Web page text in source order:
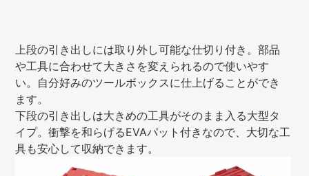
上段の引き出しには取り外し可能な仕切り付き。部品
や工具に合わせて大きさを変えられるので使いやす
い。自分好みのツールボックスに仕上げることができ
ます。
下段の引き出しは大きめの工具がそのまま入る大型タ
イプ。衝撃を和らげるEVAパット付きなので、大切な工
具も安心して収納できます。